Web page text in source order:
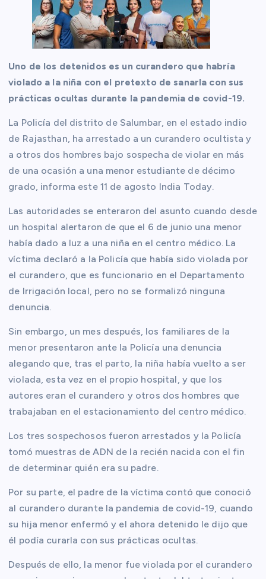
Uno de los detenidos es un curandero que habría
violado a la niña con el pretexto de sanarla con sus
prácticas ocultas durante la pandemia de covid-19.
La Policía del distrito de Salumbar, en el estado indio
de Rajasthan, ha arrestado a un curandero ocultista y
a otros dos hombres bajo sospecha de violar en más
de una ocasión a una menor estudiante de décimo
grado, informa este 11 de agosto India Today.
Las autoridades se enteraron del asunto cuando desde
un hospital alertaron de que el 6 de junio una menor
había dado a luz a una niña en el centro médico. La
víctima declaró a la Policía que había sido violada por
el curandero, que es funcionario en el Departamento
de Irrigación local, pero no se formalizó ninguna
denuncia.
Sin embargo, un mes después, los familiares de la
menor presentaron ante la Policía una denuncia
alegando que, tras el parto, la niña había vuelto a ser
violada, esta vez en el propio hospital, y que los
autores eran el curandero y otros dos hombres que
trabajaban en el estacionamiento del centro médico.
Los tres sospechosos fueron arrestados y la Policía
tomó muestras de ADN de la recién nacida con el fin
de determinar quién era su padre.
Por su parte, el padre de la víctima contó que conoció
al curandero durante la pandemia de covid-19, cuando
su hija menor enfermó y el ahora detenido le dijo que
él podía curarla con sus prácticas ocultas.
Después de ello, la menor fue violada por el curandero